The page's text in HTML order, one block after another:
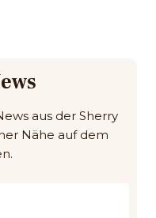
aus der Sherry
Nähe auf dem